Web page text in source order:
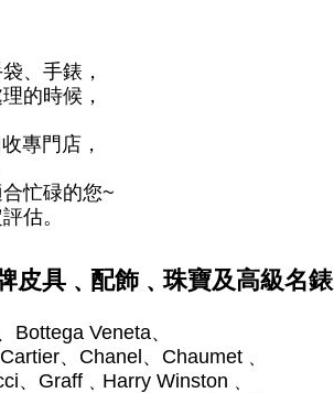
、手錶，
的時候，
專門店，
忙碌的您~
估。
皮具﹑配飾﹑珠寶及高級名錶
Bottega Veneta、
、Chanel、Chaumet﹑
、Graff﹑Harry Winston﹑